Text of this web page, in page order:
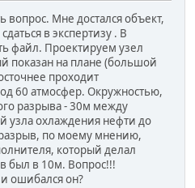
вопрос. Мне достался объект,
в экспертизу . В
файл. Проектируем узел
показан на плане (большой
проходит
60 атмосфер. Окружностью,
разрыва - 30м между
узла охлаждения нефти до
разрыв, по моему мнению,
который делал
был в 10м. Вопрос!!!
ошибался он?